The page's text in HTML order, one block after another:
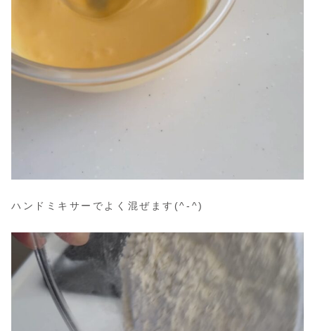
ハンドミキサーでよく混ぜます(^-^)